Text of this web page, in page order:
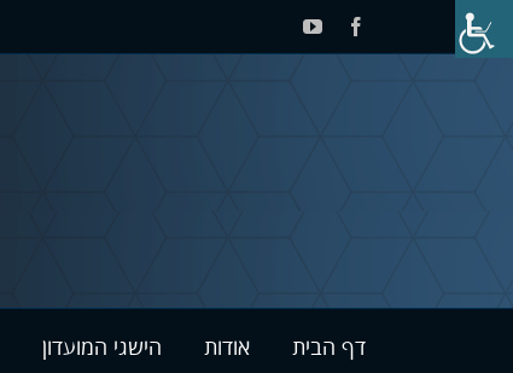
לתוכן
Facebook
YouTube
דף הבית אודות הישגי המועדון